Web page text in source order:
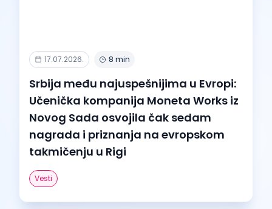
17.07.2026. 8 min
Srbija među najuspešnijima u Evropi:
Učenička kompanija Moneta Works iz
Novog Sada osvojila čak sedam
nagrada i priznanja na evropskom
takmičenju u Rigi
Vesti